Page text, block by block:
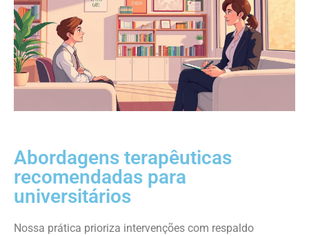
Abordagens terapêuticas
recomendadas para
universitários
Nossa prática prioriza intervenções com respaldo